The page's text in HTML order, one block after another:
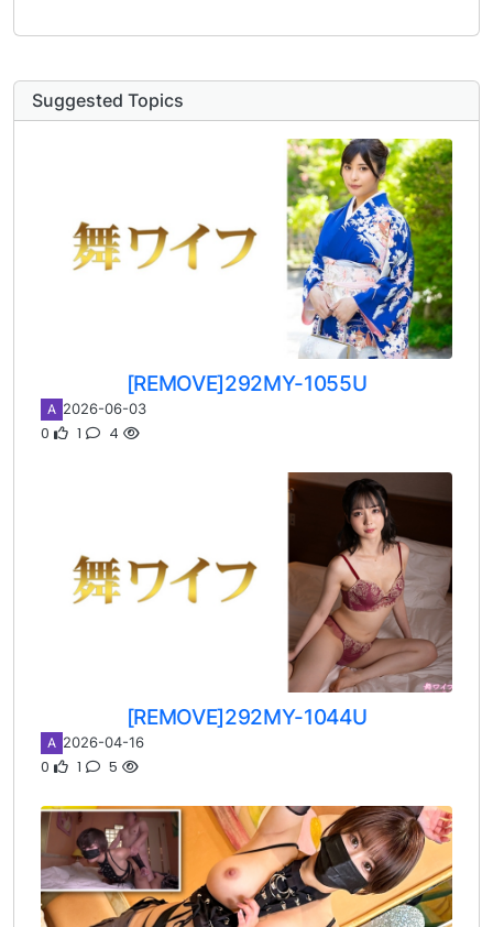
Suggested Topics
[REMOVE]292MY-1055U
A 2026-06-03
0 1 4
[REMOVE]292MY-1044U
A 2026-04-16
0 1 5